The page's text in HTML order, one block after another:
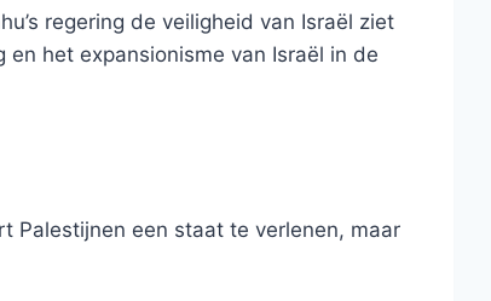
regering de veiligheid van Israël ziet
het expansionisme van Israël in de
Palestijnen een staat te verlenen, maar